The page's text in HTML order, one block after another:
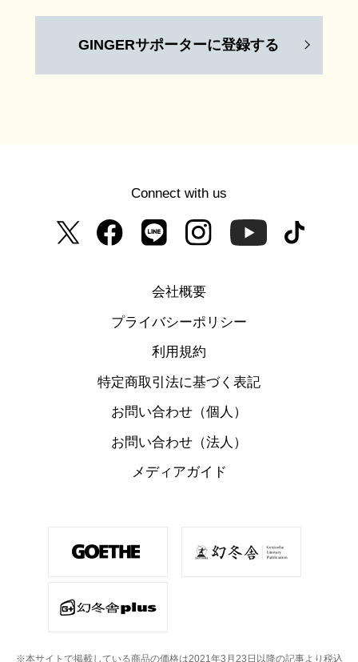
GINGERサポーターに登録する
Connect with us
会社概要
プライバシーポリシー
利用規約
特定商取引法に基づく表記
お問い合わせ（個人）
お問い合わせ（法人）
メディアガイド
※本サイトで掲載している商品の価格は2021年3月23日以降の記事より税込